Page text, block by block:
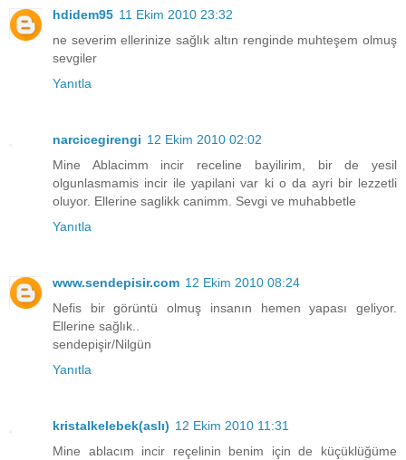
hdidem95 11 Ekim 2010 23:32
ne severim ellerinize sağlık altın renginde muhteşem olmuş
sevgiler
Yanıtla
narcicegirengi 12 Ekim 2010 02:02
Mine Ablacimm incir receline bayilirim, bir de yesil
olgunlasmamis incir ile yapilani var ki o da ayri bir lezzetli
oluyor. Ellerine saglikk canimm. Sevgi ve muhabbetle
Yanıtla
www.sendepisir.com 12 Ekim 2010 08:24
Nefis bir görüntü olmuş insanın hemen yapası geliyor.
Ellerine sağlık..
sendepişir/Nilgün
Yanıtla
kristalkelebek(aslı) 12 Ekim 2010 11:31
Mine ablacım incir reçelinin benim için de küçüklüğüme